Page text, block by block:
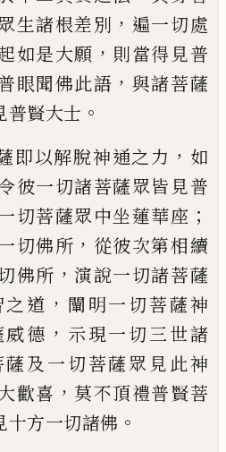
生諸根差別 ， 遍一切處
如是大願 ， 則當得見普
眼聞佛此語 ， 與諸菩薩
普賢大士 。
即以解脫神通之力 ， 如
彼一切諸菩薩眾皆見普
切菩薩眾中坐蓮華座 ；
切佛所 ， 從彼次第相續
佛所 ，演說一切諸菩薩
道 ， 闡明一切菩薩神
德 ， 示現一切三世諸
薩及一切菩薩眾見此神
歡喜 ， 莫不頂禮普賢菩
十方一切諸佛 。